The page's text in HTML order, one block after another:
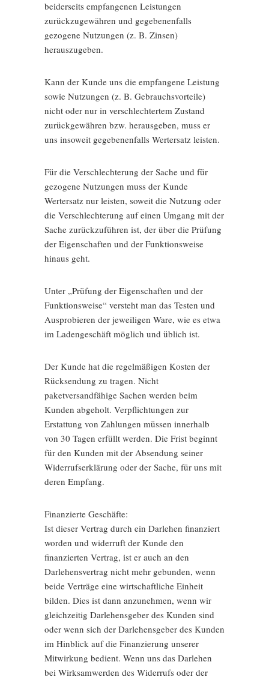
beiderseits empfangenen Leistungen
zurückzugewähren und gegebenenfalls
gezogene Nutzungen (z. B. Zinsen)
herauszugeben.
Kann der Kunde uns die empfangene Leistung
sowie Nutzungen (z. B. Gebrauchsvorteile)
nicht oder nur in verschlechtertem Zustand
zurückgewähren bzw. herausgeben, muss er
uns insoweit gegebenenfalls Wertersatz leisten.
Für die Verschlechterung der Sache und für
gezogene Nutzungen muss der Kunde
Wertersatz nur leisten, soweit die Nutzung oder
die Verschlechterung auf einen Umgang mit der
Sache zurückzuführen ist, der über die Prüfung
der Eigenschaften und der Funktionsweise
hinaus geht.
Unter „Prüfung der Eigenschaften und der
Funktionsweise“ versteht man das Testen und
Ausprobieren der jeweiligen Ware, wie es etwa
im Ladengeschäft möglich und üblich ist.
Der Kunde hat die regelmäßigen Kosten der
Rücksendung zu tragen. Nicht
paketversandfähige Sachen werden beim
Kunden abgeholt. Verpflichtungen zur
Erstattung von Zahlungen müssen innerhalb
von 30 Tagen erfüllt werden. Die Frist beginnt
für den Kunden mit der Absendung seiner
Widerrufserklärung oder der Sache, für uns mit
deren Empfang.
Finanzierte Geschäfte:
Ist dieser Vertrag durch ein Darlehen finanziert
worden und widerruft der Kunde den
finanzierten Vertrag, ist er auch an den
Darlehensvertrag nicht mehr gebunden, wenn
beide Verträge eine wirtschaftliche Einheit
bilden. Dies ist dann anzunehmen, wenn wir
gleichzeitig Darlehensgeber des Kunden sind
oder wenn sich der Darlehensgeber des Kunden
im Hinblick auf die Finanzierung unserer
Mitwirkung bedient. Wenn uns das Darlehen
bei Wirksamwerden des Widerrufs oder der